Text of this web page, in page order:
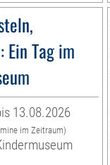
Ein Tag im
13.08.2026
im Zeitraum)